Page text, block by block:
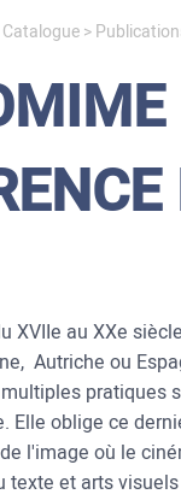
Catalogue>
au XXe
Autriche ou
pratiques
oblige ce
l'image où le
et arts